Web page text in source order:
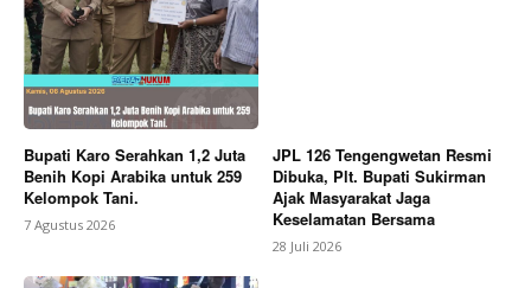
SUBSCRIBE NOW
Bupati Karo Serahkan 1,2 Juta
Benih Kopi Arabika untuk 259
Kelompok Tani.
7 Agustus 2026
JPL 126 Tengengwetan Resmi
Dibuka, Plt. Bupati Sukirman
Ajak Masyarakat Jaga
Keselamatan Bersama
28 Juli 2026